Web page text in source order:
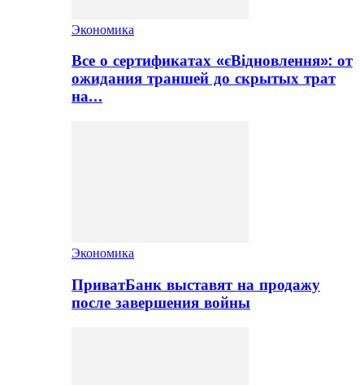
Экономика
Все о сертификатах «єВідновлення»: от
ожидания траншей до скрытых трат
на…
Экономика
ПриватБанк выставят на продажу
после завершения войны